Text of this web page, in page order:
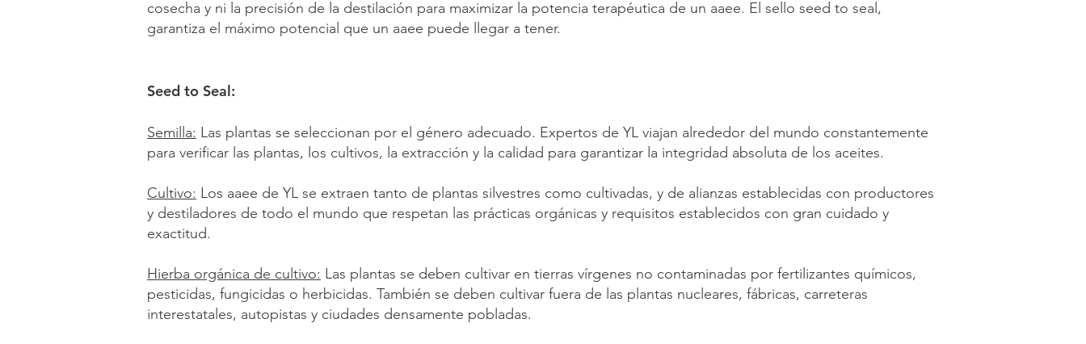
cosecha y ni la precisión de la destilación para maximizar la potencia terapéutica de un aaee. El sello seed to seal,
garantiza el máximo potencial que un aaee puede llegar a tener.
Seed to Seal:
Semilla: Las plantas se seleccionan por el género adecuado. Expertos de YL viajan alrededor del mundo constantemente
para verificar las plantas, los cultivos, la extracción y la calidad para garantizar la integridad absoluta de los aceites.
Cultivo: Los aaee de YL se extraen tanto de plantas silvestres como cultivadas, y de alianzas establecidas con productores
y destiladores de todo el mundo que respetan las prácticas orgánicas y requisitos establecidos con gran cuidado y
exactitud.
Hierba orgánica de cultivo: Las plantas se deben cultivar en tierras vírgenes no contaminadas por fertilizantes químicos,
pesticidas, fungicidas o herbicidas. También se deben cultivar fuera de las plantas nucleares, fábricas, carreteras
interestatales, autopistas y ciudades densamente pobladas.